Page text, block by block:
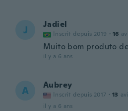
J Jadiel
Inscrit depuis 2019 · 16
Muito bom produto
il y a 6 ans
A Aubrey
Inscrit depuis 2017 · 13
il y a 6 ans